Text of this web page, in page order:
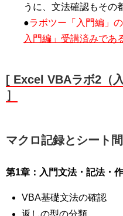
うに、文法確認もその
●ラボツー「入門編」
入門編」受講済みであ
[ Excel VBAラボ2（
］
マクロ記録とシート
第1章：入門文法・記法・
VBA基礎文法の確認